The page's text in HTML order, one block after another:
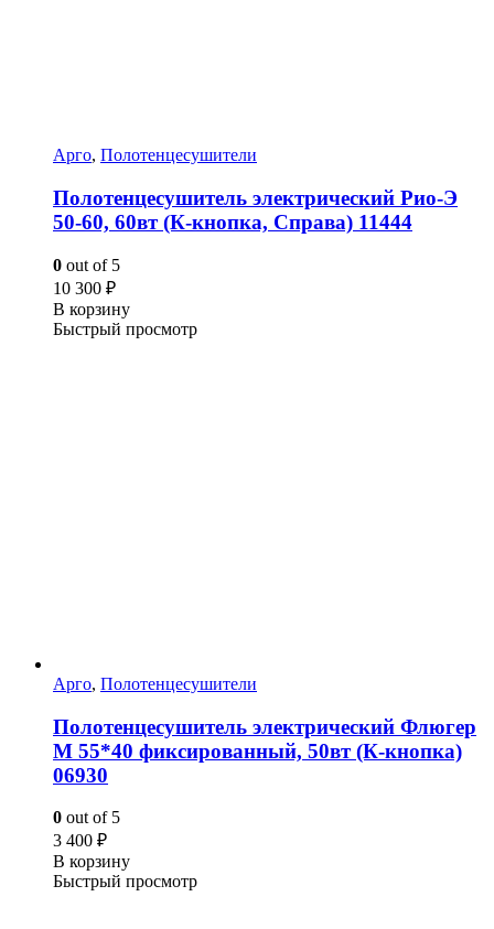
Арго, Полотенцесушители
Полотенцесушитель электрический Рио-Э
50-60, 60вт (К-кнопка, Справа) 11444
0 out of 5
10 300 ₽
В корзину
Быстрый просмотр
Арго, Полотенцесушители
Полотенцесушитель электрический Флюгер
М 55*40 фиксированный, 50вт (К-кнопка)
06930
0 out of 5
3 400 ₽
В корзину
Быстрый просмотр